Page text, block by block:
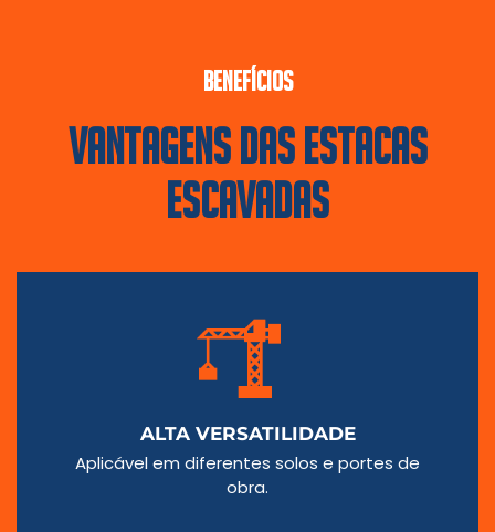
BENEFÍCIOS
VANTAGENS DAS ESTACAS
ESCAVADAS
ALTA VERSATILIDADE
Aplicável em diferentes solos e portes de
obra.